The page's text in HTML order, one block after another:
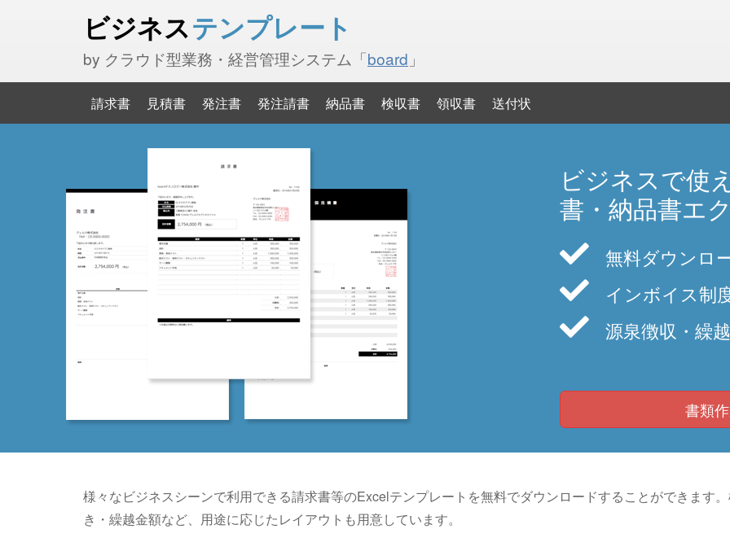
ビジネステンプレート
by クラウド型業務・経営管理システム「board 」
請求書 見積書 発注書 発注請書 納品書 検収書 領収書 送付状
ビジネスで使
書・納品書エ
無料ダウンロ
インボイス制
源泉徴収・繰
書類
様々なビジネスシーンで利用できる請求書等のExcelテンプレートを無料でダウンロードすることができます
き・繰越金額など、用途に応じたレイアウトも用意しています。